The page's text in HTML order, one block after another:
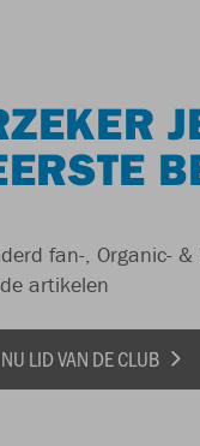
fan-, Organic-
artikelen
LID VAN DE CLUB